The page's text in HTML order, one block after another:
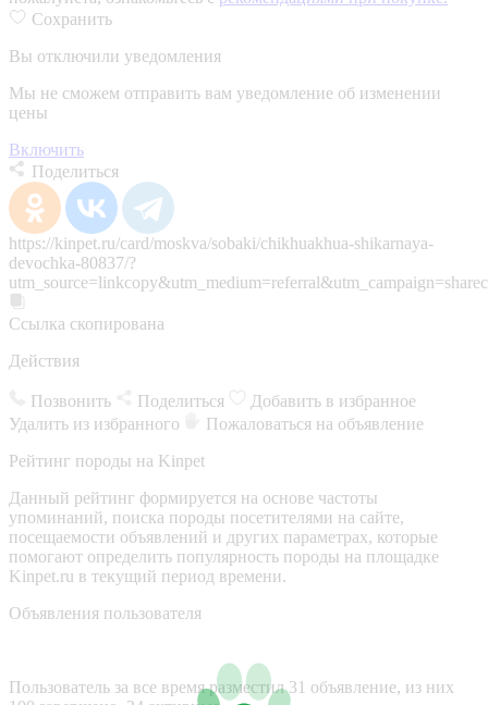
Сохранить
Вы отключили уведомления
Мы не сможем отправить вам уведомление об изменении
цены
Включить
Поделиться
https://kinpet.ru/card/moskva/sobaki/chikhuakhua-shikarnaya-
devochka-80837/?
Ссылка скопирована
Действия
Позвонить Поделиться
Добавить в избранное
Удалить из избранного
Пожаловаться на объявление
Рейтинг породы на Kinpet
Данный рейтинг формируется на основе частоты
упоминаний, поиска породы посетителями на сайте,
посещаемости объявлений и других параметрах, которые
помогают определить популярность породы на площадке
Kinpet.ru в текущий период времени.
Объявления пользователя
Пользователь за все время разместил 31 объявление, из них